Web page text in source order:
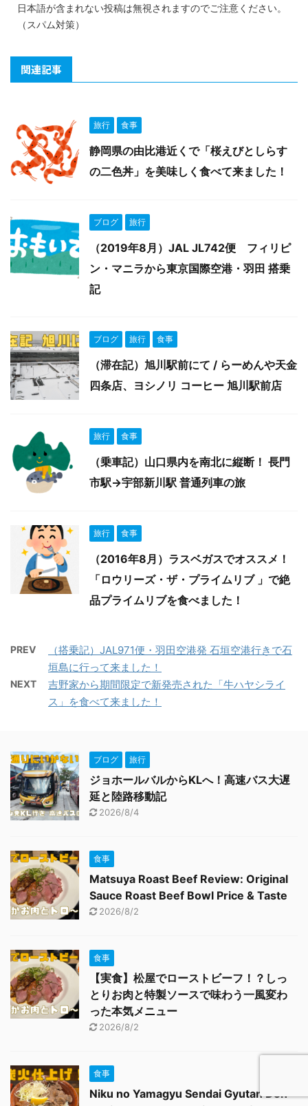
日本語が含まれない投稿は無視されますのでご注意ください。
（スパム対策）
関連記事
旅行 食事
静岡県の由比港近くで「桜えびとしらす
の二色丼」を美味しく食べて来ました！
ブログ 旅行
（2019年8月）JAL JL742便 フィリピ
ン・マニラから東京国際空港・羽田 搭乗
記
ブログ 旅行 食事
（滞在記）旭川駅前にて / らーめんや天金
四条店、ヨシノリ コーヒー 旭川駅前店
旅行 食事
（乗車記）山口県内を南北に縦断！ 長門
市駅→宇部新川駅 普通列車の旅
旅行 食事
（2016年8月）ラスベガスでオススメ！
「ロウリーズ・ザ・プライムリブ 」で絶
品プライムリブを食べました！
PREV
（搭乗記）JAL971便・羽田空港発 石垣空港行きで石
垣島に行って来ました！
NEXT
吉野家から期間限定で新発売された「牛ハヤシライ
ス」を食べて来ました！
ブログ 旅行
ジョホールバルからKLへ！高速バス大遅
延と陸路移動記
2026/8/4
食事
Matsuya Roast Beef Review: Original
Sauce Roast Beef Bowl Price & Taste
2026/8/2
食事
【実食】松屋でローストビーフ！？しっ
とりお肉と特製ソースで味わう一風変わ
った本気メニュー
2026/8/2
食事
Niku no Yamagyu Sendai Gyutan Don